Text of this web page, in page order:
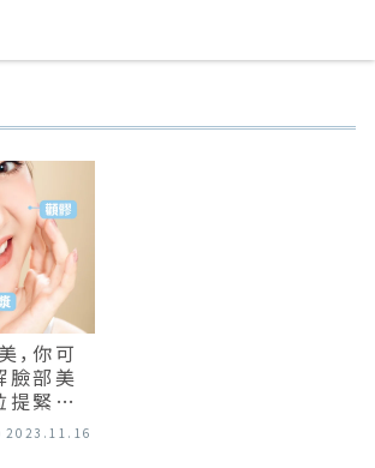
，你可
臉部美
緊緻、
2023.11.16